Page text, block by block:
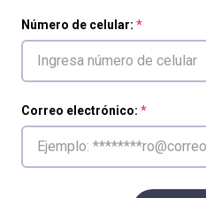
Número de celular:
Correo electrónico: